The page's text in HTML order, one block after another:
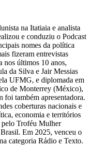
na Itatiaia e analista
e conduziu o Podcast
nomes da política
fizeram entrevistas
nos últimos 10 anos,
da Silva e Jair Messias
UFMG, e diplomada em
de Monterrey (México),
foi também apresentadora.
coberturas nacionais e
economia e territórios
pelo Troféu Mulher
Em 2025, venceu o
categoria Rádio e Texto.